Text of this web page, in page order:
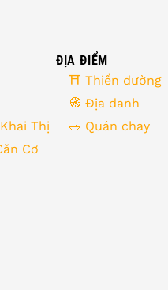
Thị
Cơ
ĐỊA ĐIỂM
⛩ Thiền đường
🧭 Địa danh
🥗 Quán chay